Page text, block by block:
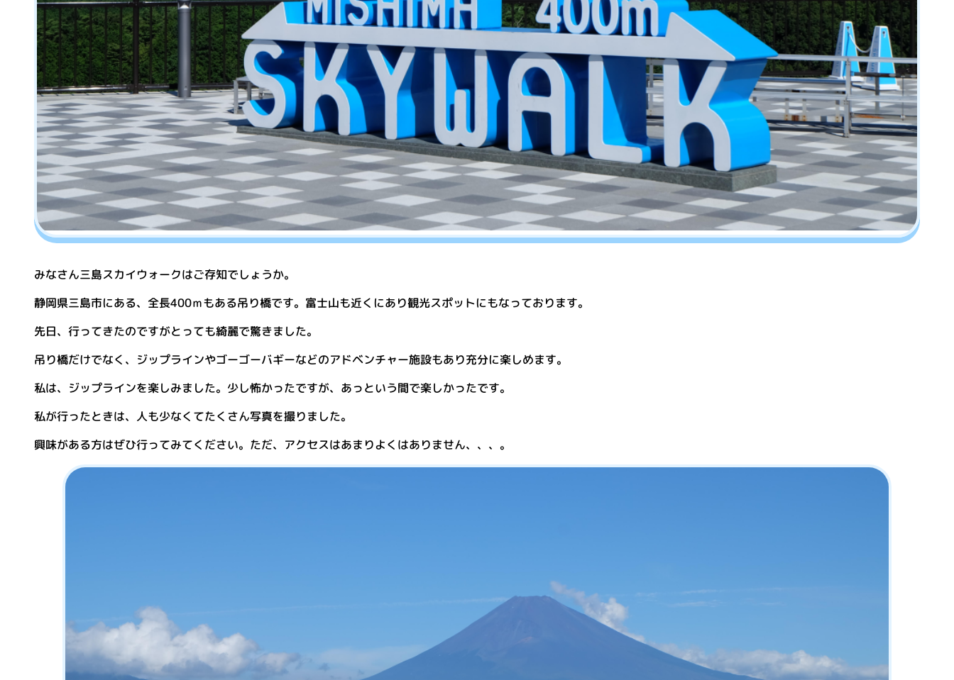
みなさん三島スカイウォークはご存知でしょうか。
静岡県三島市にある、全長400ｍもある吊り橋です。富士山も近くにあり観光スポットにもなっております。
先日、行ってきたのですがとっても綺麗で驚きました。
吊り橋だけでなく、ジップラインやゴーゴーバギーなどのアドベンチャー施設もあり充分に楽しめます。
私は、ジップラインを楽しみました。少し怖かったですが、あっという間で楽しかったです。
私が行ったときは、人も少なくてたくさん写真を撮りました。
興味がある方はぜひ行ってみてください。ただ、アクセスはあまりよくはありません、、、。